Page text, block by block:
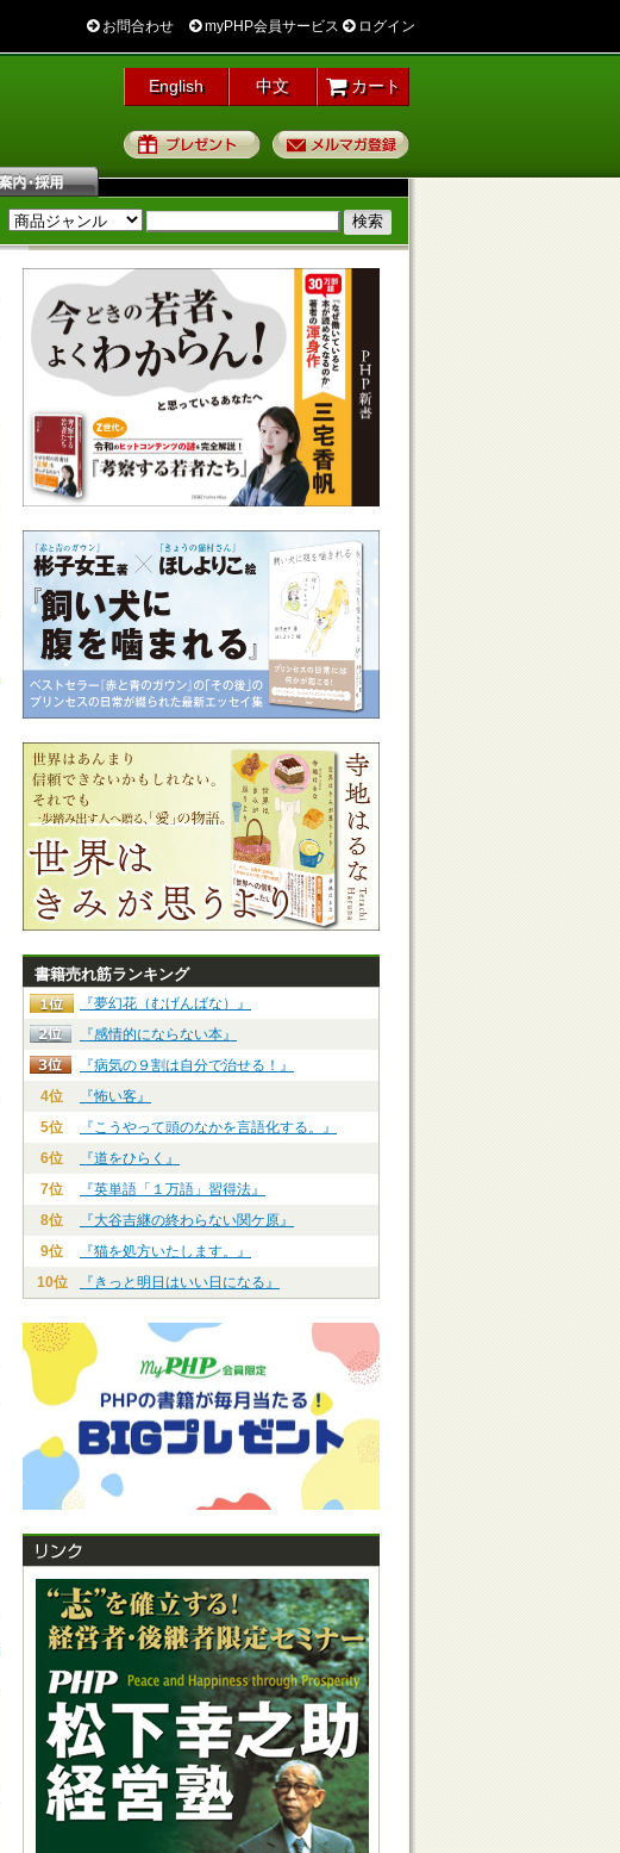
お問合わせ myPHP会員サービス ログイン
English 中文 カート
プレゼント
書籍売れ筋ランキング
『夢幻花（むげんばな）』
『感情的にならない本』
『病気の９割は自分で治せる！』
4位
『怖い客』
5位
『こうやって頭のなかを言語化する。』
6位
『道をひらく』
7位
『英単語「１万語」習得法』
8位
『大谷吉継の終わらない関ケ原』
9位
『猫を処方いたします。』
10位
『きっと明日はいい日になる』